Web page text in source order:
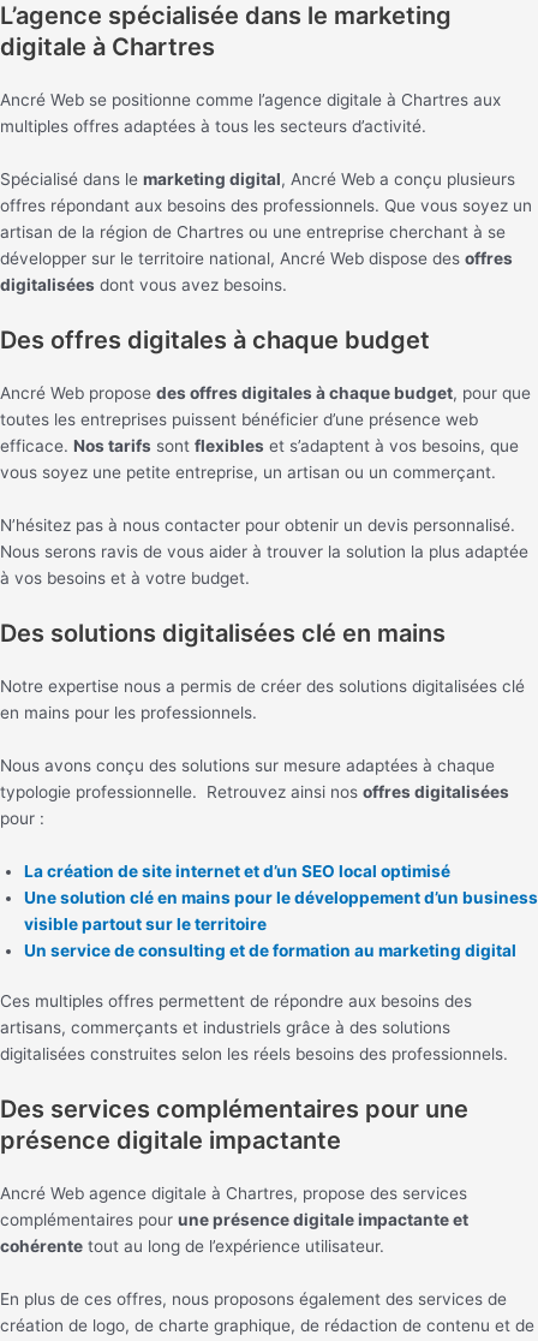
L’agence spécialisée dans le marketing
digitale à Chartres
Ancré Web se positionne comme l’agence digitale à Chartres aux
multiples offres adaptées à tous les secteurs d’activité.
Spécialisé dans le marketing digital, Ancré Web a conçu plusieurs
offres répondant aux besoins des professionnels. Que vous soyez un
artisan de la région de Chartres ou une entreprise cherchant à se
développer sur le territoire national, Ancré Web dispose des offres
digitalisées dont vous avez besoins.
Des offres digitales à chaque budget
Ancré Web propose des offres digitales à chaque budget, pour que
toutes les entreprises puissent bénéficier d’une présence web
efficace. Nos tarifs sont flexibles et s’adaptent à vos besoins, que
vous soyez une petite entreprise, un artisan ou un commerçant.
N’hésitez pas à nous contacter pour obtenir un devis personnalisé.
Nous serons ravis de vous aider à trouver la solution la plus adaptée
à vos besoins et à votre budget.
Des solutions digitalisées clé en mains
Notre expertise nous a permis de créer des solutions digitalisées clé
en mains pour les professionnels.
Nous avons conçu des solutions sur mesure adaptées à chaque
typologie professionnelle. Retrouvez ainsi nos offres digitalisées
pour :
La création de site internet et d’un SEO local optimisé
Une solution clé en mains pour le développement d’un business
visible partout sur le territoire
Un service de consulting et de formation au marketing digital
Ces multiples offres permettent de répondre aux besoins des
artisans, commerçants et industriels grâce à des solutions
digitalisées construites selon les réels besoins des professionnels.
Des services complémentaires pour une
présence digitale impactante
Ancré Web agence digitale à Chartres, propose des services
complémentaires pour une présence digitale impactante et
cohérente tout au long de l’expérience utilisateur.
En plus de ces offres, nous proposons également des services de
création de logo, de charte graphique, de rédaction de contenu et de